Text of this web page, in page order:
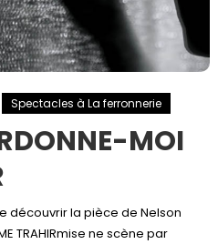
Spectacles à La ferronnerie
MOI
découvrir la pièce de Nelson
TRAHIRmise ne scène par